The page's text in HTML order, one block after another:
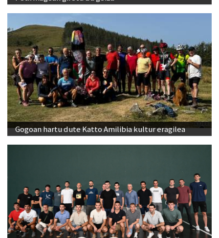
Gogoan hartu dute Katto Amilibia kultur eragilea